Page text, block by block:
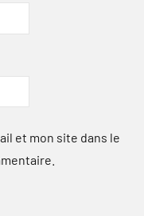
et mon site dans le